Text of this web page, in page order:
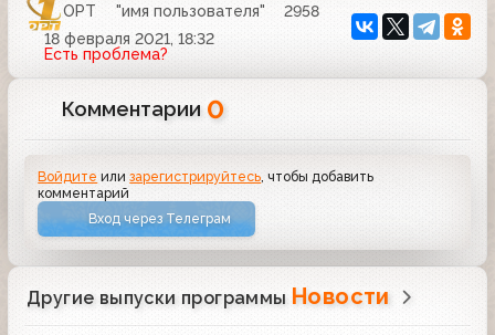
ОРТ "имя пользователя"
2958
18 февраля 2021, 18:32
Есть проблема?
Комментарии 0
Войдите илизарегистрируйтесь , чтобы добавить
комментарий
Вход через Телеграм
Другие выпуски программы Новости